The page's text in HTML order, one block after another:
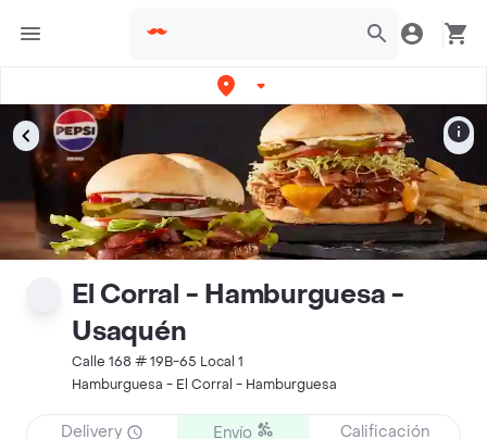
El Corral - Hamburguesa -
Usaquén
Calle 168 # 19B-65 Local 1
Hamburguesa - El Corral - Hamburguesa
Delivery
Envío
Calificación